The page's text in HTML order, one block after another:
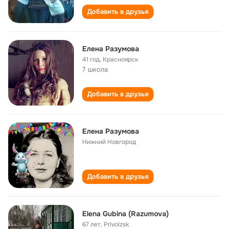
Добавить в друзья
Елена Разумова
41 год, Красноярск
7 школа
Добавить в друзья
Елена Разумова
Нижний Новгород
Добавить в друзья
Elena Gubina (Razumova)
67 лет, Privolzsk